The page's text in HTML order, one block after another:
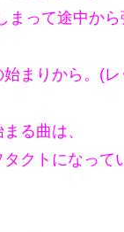
まって途中から
まりから。(
る曲は、
クトになって